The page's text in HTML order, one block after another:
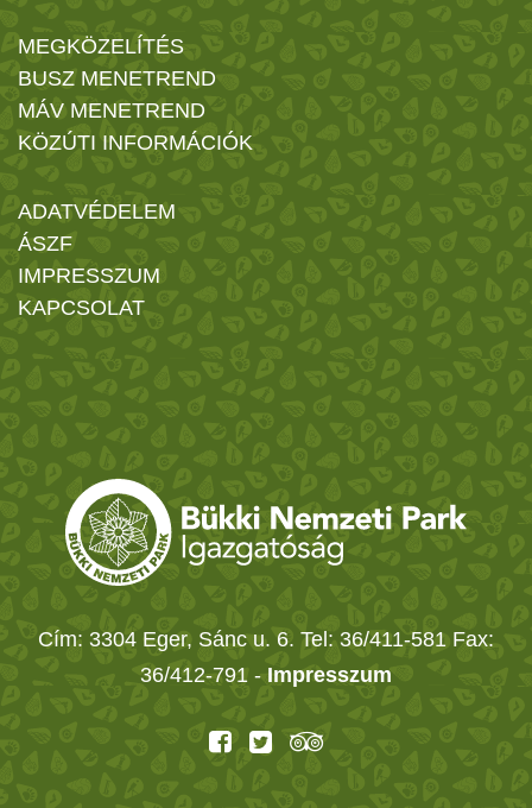
MEGKÖZELÍTÉS
BUSZ MENETREND
MÁV MENETREND
KÖZÚTI INFORMÁCIÓK
ADATVÉDELEM
ÁSZF
IMPRESSZUM
KAPCSOLAT
Cím: 3304 Eger, Sánc u. 6. Tel: 36/411-581 Fax:
36/412-791 - Impresszum